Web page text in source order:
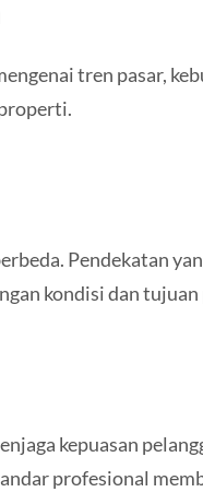
tren pasar,
Pendekatan
kondisi dan
kepuasan
profesional